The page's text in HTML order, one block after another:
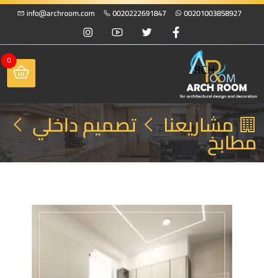
00201003858927
0020222691847
info@archroom.com
0
مشاريعنا تصميم داخلي مطابخ